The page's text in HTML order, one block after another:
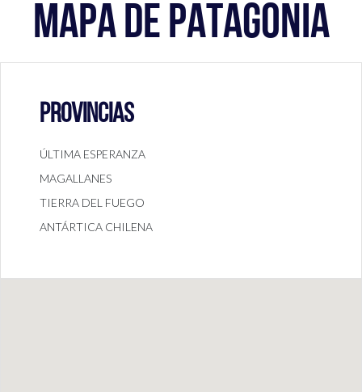
MAPA DE PATAGONIA
PROVINCIAS
ÚLTIMA ESPERANZA
MAGALLANES
TIERRA DEL FUEGO
ANTÁRTICA CHILENA